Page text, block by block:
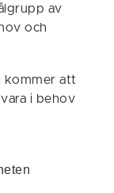
av
och
kommer att
i behov